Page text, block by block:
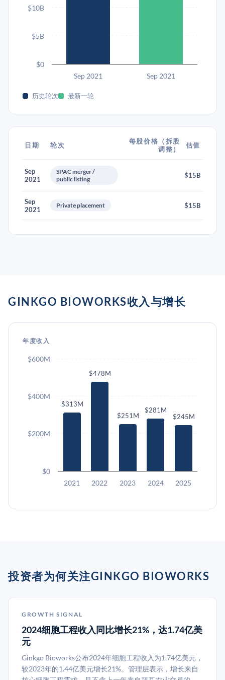
Sep 2021 Sep 2021
$0
$5B
$10B
历史轮次 最新一轮
日期 轮次
每股价格（拆股
调整）
估值
Sep
2021
SPAC merger /
public listing
$15B
Sep
2021
Private placement $15B
GINKGO BIOWORKS收入与增长
年度收入
$313M
$478M
$251M
$281M
$245M
2021 2022 2023 2024 2025
$0
$200M
$400M
$600M
投资者为何关注GINKGO BIOWORKS
GROWTH SIGNAL
2024细胞工程收入同比增长21%，达1.74亿美
元
Ginkgo Bioworks公布2024年细胞工程收入为1.74亿美元，
较2023年的1.44亿美元增长21%。管理层表示，增长来自